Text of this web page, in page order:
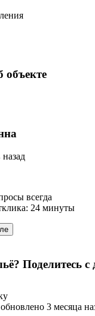
объекте
всегда
24 минуты
Поделитесь с
3 месяца